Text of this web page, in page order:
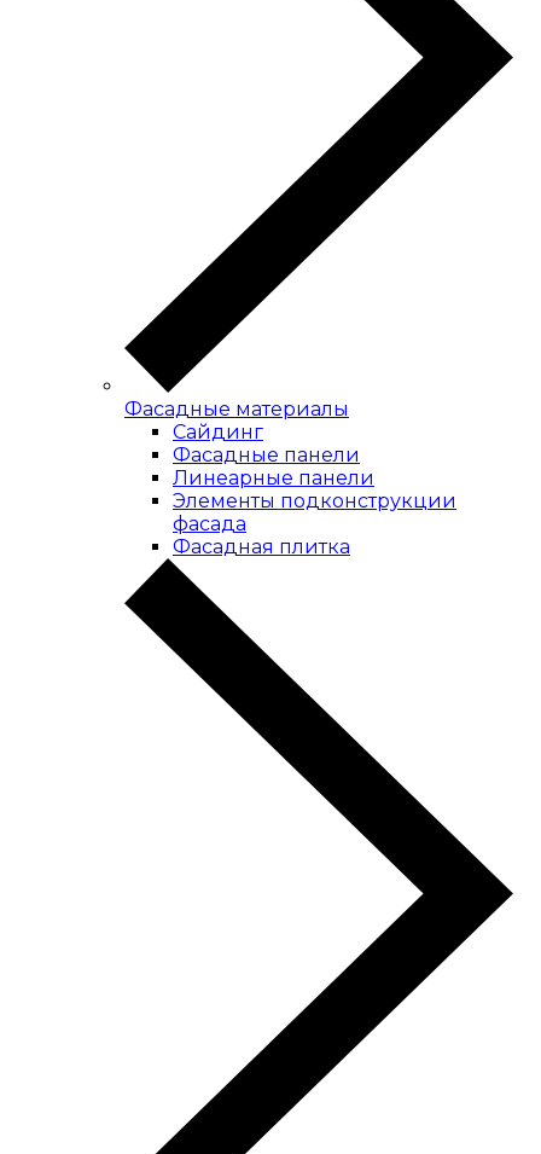
Фасадные материалы
Сайдинг
Фасадные панели
Линеарные панели
Элементы подконструкции
фасада
Фасадная плитка